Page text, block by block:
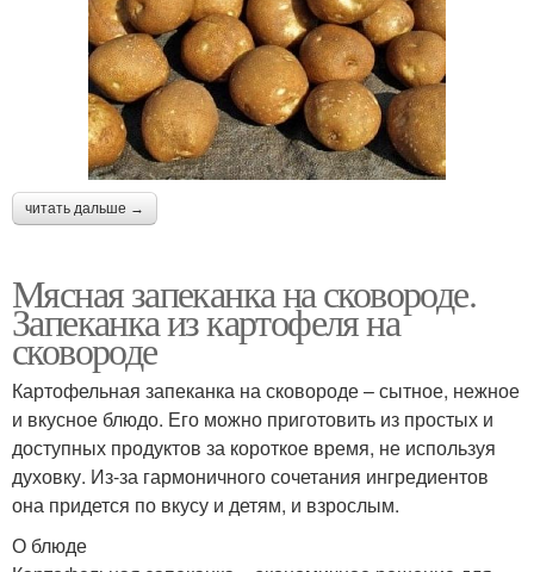
читать дальше →
Мясная запеканка на сковороде.
Запеканка из картофеля на
сковороде
Картофельная запеканка на сковороде – сытное, нежное
и вкусное блюдо. Его можно приготовить из простых и
доступных продуктов за короткое время, не используя
духовку. Из-за гармоничного сочетания ингредиентов
она придется по вкусу и детям, и взрослым.
О блюде